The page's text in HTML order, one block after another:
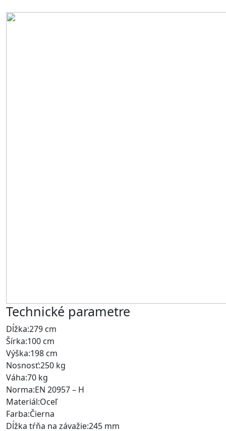
Technické parametre
Dĺžka:279 cm
Šírka:100 cm
Výška:198 cm
Nosnosť:250 kg
Váha:70 kg
Norma:EN 20957 – H
Materiál:Oceľ
Farba:Čierna
Dĺžka tŕňa na závažie:245 mm